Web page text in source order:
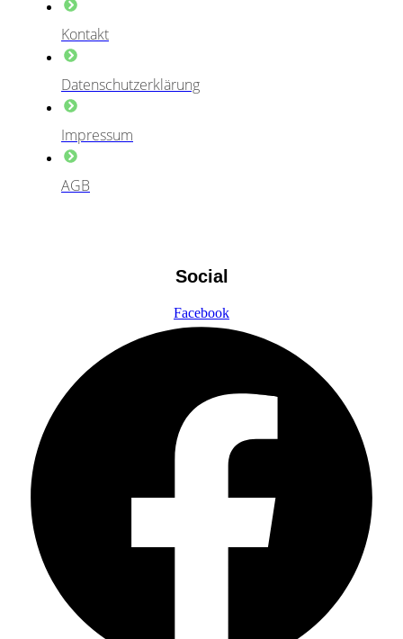
Kontakt
Datenschutzerklärung
Impressum
AGB
Social
Facebook